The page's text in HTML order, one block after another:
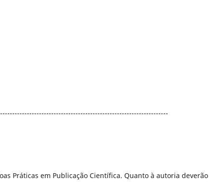
Práticas em Publicação Científica. Quanto à autoria